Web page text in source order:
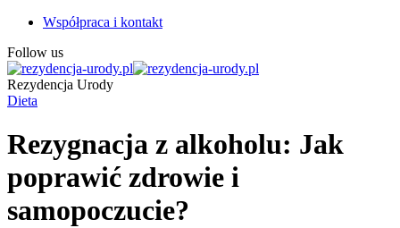
Współpraca i kontakt
Follow us
Rezydencja Urody
Dieta
Rezygnacja z alkoholu: Jak
poprawić zdrowie i
samopoczucie?